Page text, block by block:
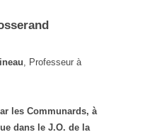
, Professeur à
les Communards, à
dans le J.O. de la